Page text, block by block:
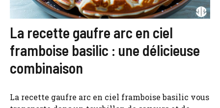
La recette gaufre arc en ciel
framboise basilic : une délicieuse
combinaison
La recette gaufre arc en ciel framboise basilic vous